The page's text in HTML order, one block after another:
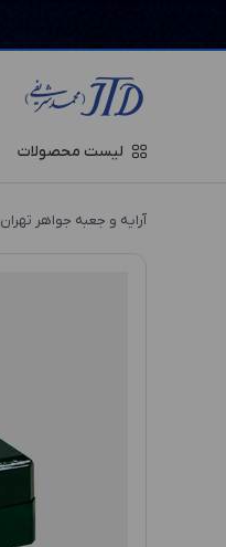
لیست محصولات
آرایه و جعبه جواهر تهران